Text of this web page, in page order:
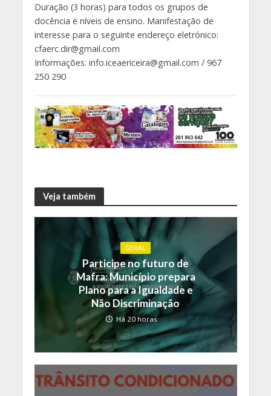
Duração (3 horas) para todos os grupos de
docência e níveis de ensino. Manifestação de
interesse para o seguinte endereço eletrónico:
cfaerc.dir@gmail.com
Informações: info.iceaericeira@gmail.com / 967
250 290
Veja também
GERAL
Participe no futuro de
Mafra: Município prepara
Plano para a Igualdade e
Não Discriminação
Há 20 horas